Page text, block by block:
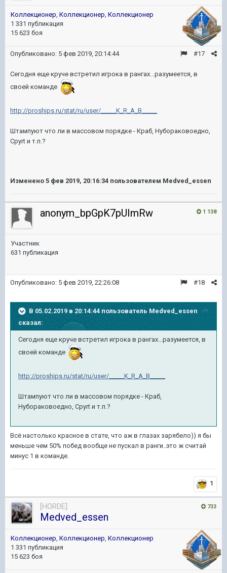
Коллекционер Коллекционер Коллекционер
1 331 публикация
15 623 боя
#17
Опубликовано: 5 фев 2019, 20:14:44
Сегодня еще круче встретил игрока в рангах...разумеется, в
своей команде
http://proships.ru/stat/ru/user/_____K_R_A_B_____
Штампуют что ли в массовом порядке - Краб, Нубораковоедно,
Cpyrt и т.п.?
Изменено 5 фев 2019, 20:16:34 пользователем Medved_essen
1 138
anonym_bpGpK7pUImRw
Участник
631 публикация
#18
Опубликовано: 5 фев 2019, 22:26:08
В 05.02.2019 в 20:14:44 пользователь Medved_essen
сказал:
Сегодня еще круче встретил игрока в рангах...разумеется, в
своей команде
http://proships.ru/stat/ru/user/_____K_R_A_B_____
Штампуют что ли в массовом порядке - Краб,
Нубораковоедно, Cpyrt и т.п.?
Всё настолько красное в стате, что аж в глазах зарябело)) я бы
меньше чем 50% побед вообще не пускал в ранги..это ж считай
минус 1 в команде.
1
733
[HORDE]
Medved_essen
Коллекционер Коллекционер Коллекционер
1 331 публикация
15 623 боя